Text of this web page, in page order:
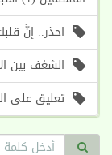
احذر.. إنَّ
الشغف بين
تعليق على